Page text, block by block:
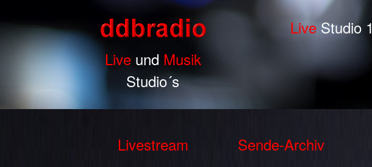
Live und Musik
Studio´s
Live Studio 1
Livestream Sende-Archiv